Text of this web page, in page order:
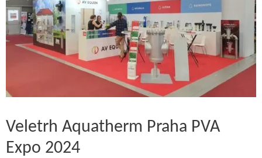
Veletrh Aquatherm Praha PVA
Expo 2024